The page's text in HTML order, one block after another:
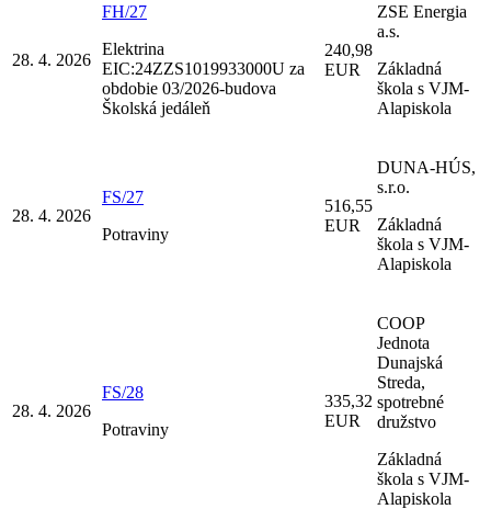
28. 4. 2026
FH/27
Elektrina
EIC:24ZZS1019933000U za
obdobie 03/2026-budova
Školská jedáleň
240,98
EUR
ZSE Energia
a.s.
Základná
škola s VJM-
Alapiskola
28. 4. 2026
FS/27
Potraviny
516,55
EUR
DUNA-HÚS,
s.r.o.
Základná
škola s VJM-
Alapiskola
28. 4. 2026
FS/28
Potraviny
335,32
EUR
COOP
Jednota
Dunajská
Streda,
spotrebné
družstvo
Základná
škola s VJM-
Alapiskola